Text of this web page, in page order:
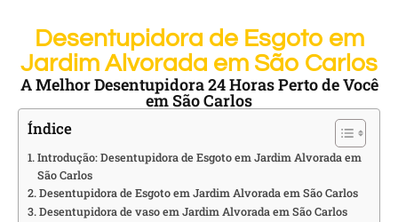
Desentupidora de Esgoto em
Jardim Alvorada em São Carlos
A Melhor Desentupidora 24 Horas Perto de Você
em São Carlos
Índice
Introdução: Desentupidora de Esgoto em Jardim Alvorada em
São Carlos
Desentupidora de Esgoto em Jardim Alvorada em São Carlos
Desentupidora de vaso em Jardim Alvorada em São Carlos